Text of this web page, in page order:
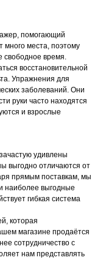
помогающий
места, поэтому
свободное время.
восстановительной
Упражнения для
заболеваний. Они
руки часто находятся
и взрослые
удивлены
выгодно отличаются от
прямым поставкам, мы
наиболее выгодные
гибкая система
которая
магазине продаётся
сотрудничество с
нам представлять